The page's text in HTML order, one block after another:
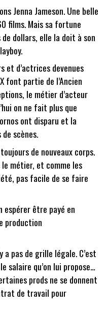
Jenna Jameson. Une belle
films. Mais sa fortune
dollars, elle la doit à son
et d’actrices devenues
font partie de l’Ancien
le métier d’acteur
on ne fait plus que
ont disparu et la
scènes.
de nouveaux corps.
métier, et comme les
pas facile de se faire
espérer être payé en
production
a pas de grille légale. C’est
salaire qu’on lui propose…
prods ne se donnent
de travail pour